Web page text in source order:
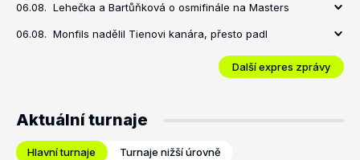
06.08. Lehečka a Bartůňková o osmifinále na Masters
06.08. Monfils nadělil Tienovi kanára, přesto padl
Další expres zprávy
Aktuální turnaje
Hlavní turnaje Turnaje nižší úrovně